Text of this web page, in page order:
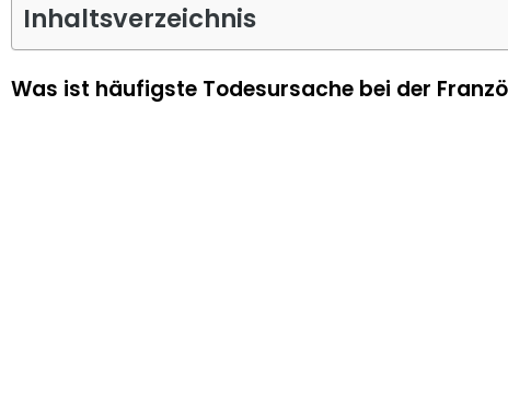
Inhaltsverzeichnis
Was ist häufigste Todesursache bei der